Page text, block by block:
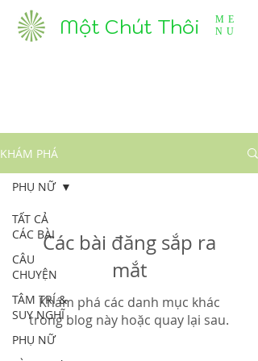
Một Chút Thôi
ME
NU
KHÁM PHÁ
TẤT CẢ
CÁC BÀI
CÂU
CHUYỆN
TÂM TRÍ &
SUY NGHĨ
PHỤ NỮ
PHỤ NỮ
Các bài đăng sắp ra
mắt
Khám phá các danh mục khác
trong blog này hoặc quay lại sau.